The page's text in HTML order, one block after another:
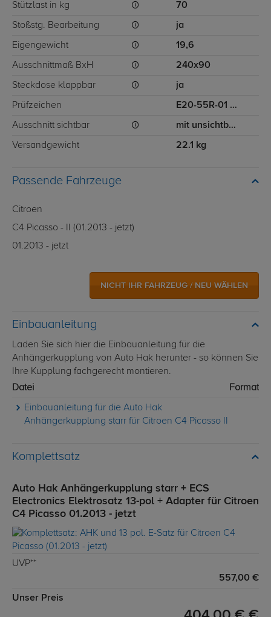
Stützlast in kg 70
Stoßstg. Bearbeitung ja
Eigengewicht 19,6
Ausschnittmaß BxH 240x90
Steckdose klappbar ja
Prüfzeichen E20-55R-01 3682
Ausschnitt sichtbar mit unsichtbarem Ausschnitt für Stoßstange
Versandgewicht 22.1 kg
Passende Fahrzeuge
Citroen
C4 Picasso - II (01.2013 - jetzt)
01.2013 - jetzt
NICHT IHR FAHRZEUG / NEU WÄHLEN
Einbauanleitung
Laden Sie sich hier die Einbauanleitung für die
Anhängerkupplung von Auto Hak herunter - so können Sie
Ihre Kupplung fachgerecht montieren.
Datei
Format
Einbauanleitung für die Auto Hak
Anhängerkupplung starr für Citroen C4 Picasso II
Komplettsatz
Auto Hak Anhängerkupplung starr + ECS
Electronics Elektrosatz 13-pol + Adapter für Citroen
C4 Picasso 01.2013 - jetzt
UVP**
557,00 €
Unser Preis